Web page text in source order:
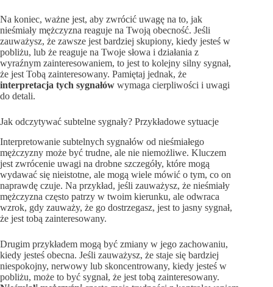
Na koniec, ważne jest, aby zwrócić uwagę na to, jak
nieśmiały mężczyzna reaguje na Twoją obecność. Jeśli
zauważysz, że zawsze jest bardziej skupiony, kiedy jesteś w
pobliżu, lub że reaguje na Twoje słowa i działania z
wyraźnym zainteresowaniem, to jest to kolejny silny sygnał,
że jest Tobą zainteresowany. Pamiętaj jednak, że
interpretacja tych sygnałów wymaga cierpliwości i uwagi
do detali.
Jak odczytywać subtelne sygnały? Przykładowe sytuacje
Interpretowanie subtelnych sygnałów od nieśmiałego
mężczyzny może być trudne, ale nie niemożliwe. Kluczem
jest zwrócenie uwagi na drobne szczegóły, które mogą
wydawać się nieistotne, ale mogą wiele mówić o tym, co on
naprawdę czuje. Na przykład, jeśli zauważysz, że nieśmiały
mężczyzna często patrzy w twoim kierunku, ale odwraca
wzrok, gdy zauważy, że go dostrzegasz, jest to jasny sygnał,
że jest tobą zainteresowany.
Drugim przykładem mogą być zmiany w jego zachowaniu,
kiedy jesteś obecna. Jeśli zauważysz, że staje się bardziej
niespokojny, nerwowy lub skoncentrowany, kiedy jesteś w
pobliżu, może to być sygnał, że jest tobą zainteresowany.